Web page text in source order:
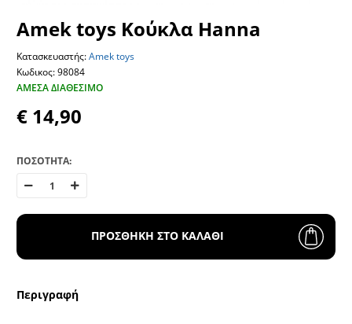
Amek toys Κούκλα Hanna
Κατασκευαστής:Amek toys
Κωδικος: 98084
ΆΜΕΣΑ ΔΙΑΘΈΣΙΜΟ
€ 14,90
ΠΟΣΟΤΗΤΑ:
ΠΡΟΣΘΗΚΗ ΣΤΟ ΚΑΛΑΘΙ
Περιγραφή